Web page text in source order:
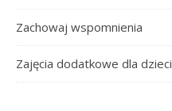
Zachowaj wspomnienia
Zajęcia dodatkowe dla dzieci